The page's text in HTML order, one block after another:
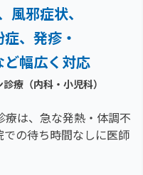
風邪症状、
、 発疹・
幅広く対応
療（内科・小児科）
療は、急な発熱・体調不
での待ち時間なしに医師